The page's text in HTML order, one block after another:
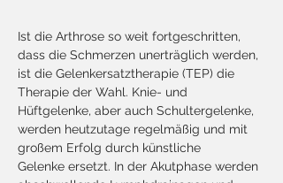
Ist die Arthrose so weit fortgeschritten,
dass die Schmerzen unerträglich werden,
ist die Gelenkersatztherapie (TEP) die
Therapie der Wahl. Knie- und
Hüftgelenke, aber auch Schultergelenke,
werden heutzutage regelmäßig und mit
großem Erfolg durch künstliche
Gelenke ersetzt. In der Akutphase werden